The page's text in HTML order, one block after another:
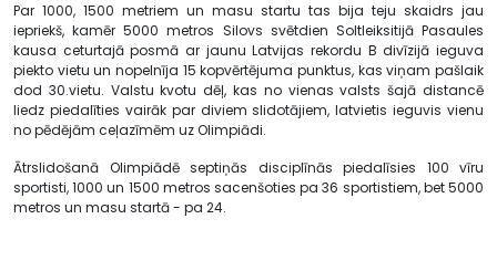
Par 1000, 1500 metriem un masu startu tas bija teju skaidrs jau
iepriekš, kamēr 5000 metros Silovs svētdien Soltleiksitijā Pasaules
kausa ceturtajā posmā ar jaunu Latvijas rekordu B divīzijā ieguva
piekto vietu un nopelnīja 15 kopvērtējuma punktus, kas viņam pašlaik
dod 30.vietu. Valstu kvotu dēļ, kas no vienas valsts šajā distancē
liedz piedalīties vairāk par diviem slidotājiem, latvietis ieguvis vienu
no pēdējām ceļazīmēm uz Olimpiādi.
Ātrslidošanā Olimpiādē septiņās disciplīnās piedalīsies 100 vīru
sportisti, 1000 un 1500 metros sacenšoties pa 36 sportistiem, bet 5000
metros un masu startā - pa 24.